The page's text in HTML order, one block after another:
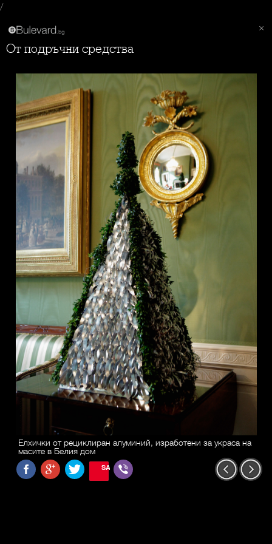
/
От подръчни средства
Елхички от рециклиран алуминий, изработени за украса на
масите в Белия дом
SAVE